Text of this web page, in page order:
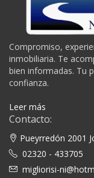
Compromiso,
inmobiliaria. Te
bien informadas. Tu
confianza.
Leer más
Contacto:
Pueyrredón 2001
02320 - 433705
migliorisi-